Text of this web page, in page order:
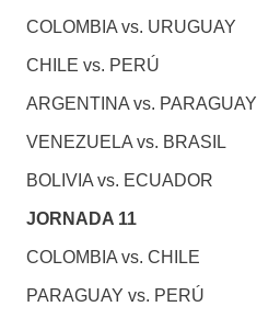
COLOMBIA vs. URUGUAY
CHILE vs. PERÚ
ARGENTINA vs. PARAGUAY
VENEZUELA vs. BRASIL
BOLIVIA vs. ECUADOR
JORNADA 11
COLOMBIA vs. CHILE
PARAGUAY vs. PERÚ